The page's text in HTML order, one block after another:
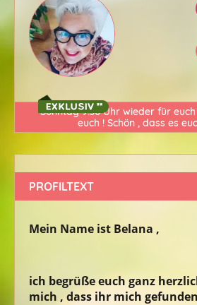
Sonntag 9:30 Uhr wieder für
euch ! Schön , dass es
PROFILTEXT
Mein Name ist Belana ,
ich begrüße euch ganz
mich , dass ihr mich